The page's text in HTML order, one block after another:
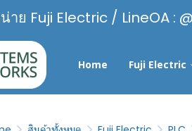
าย Fuji Electric / LineOA :
Home Fuji Electric